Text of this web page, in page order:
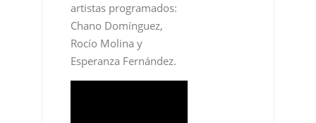
artistas programados:
Chano Domínguez,
Rocío Molina y
Esperanza Fernández.